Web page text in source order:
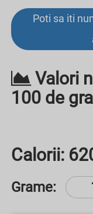
Poti sa iti
Valori
100 de
Calorii:
Grame: